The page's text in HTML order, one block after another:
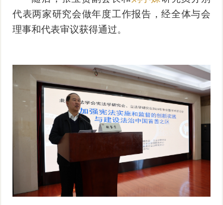
代表两家研究会做年度工作报告，经全体与会
理事和代表审议获得通过。